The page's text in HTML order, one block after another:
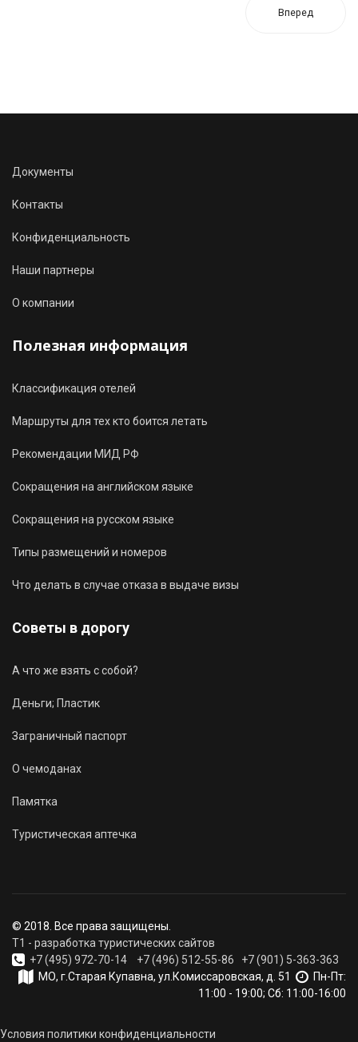
Вперед
Документы
Контакты
Конфиденциальность
Наши партнеры
О компании
Полезная информация
Классификация отелей
Маршруты для тех кто боится летать
Рекомендации МИД РФ
Сокращения на английском языке
Сокращения на русском языке
Типы размещений и номеров
Что делать в случае отказа в выдаче визы
Советы в дорогу
А что же взять с собой?
Деньги; Пластик
Заграничный паспорт
О чемоданах
Памятка
Туристическая аптечка
© 2018. Все права защищены.
T1 - разработка туристических сайтов
+7 (495) 972-70-14
+7 (496) 512-55-86
+7 (901) 5-363-363
МО, г.Старая Купавна, ул.Комиссаровская, д. 51
Пн-Пт:
11:00 - 19:00; Сб: 11:00-16:00
Условия политики конфиденциальности